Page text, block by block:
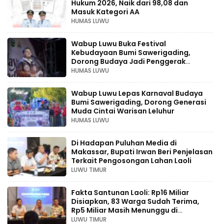
Hukum 2026, Naik dari 98,08 dan
Masuk Kategori AA
HUMAS LUWU
Wabup Luwu Buka Festival
Kebudayaan Bumi Sawerigading,
Dorong Budaya Jadi Penggerak
Ekonomi Kreatif
HUMAS LUWU
Wabup Luwu Lepas Karnaval Budaya
Bumi Sawerigading, Dorong Generasi
Muda Cintai Warisan Leluhur
HUMAS LUWU
Di Hadapan Puluhan Media di
Makassar, Bupati Irwan Beri Penjelasan
Terkait Pengosongan Lahan Laoli
LUWU TIMUR
Fakta Santunan Laoli: Rp16 Miliar
Disiapkan, 83 Warga Sudah Terima,
Rp5 Miliar Masih Menunggu di
Pengadilan
LUWU TIMUR